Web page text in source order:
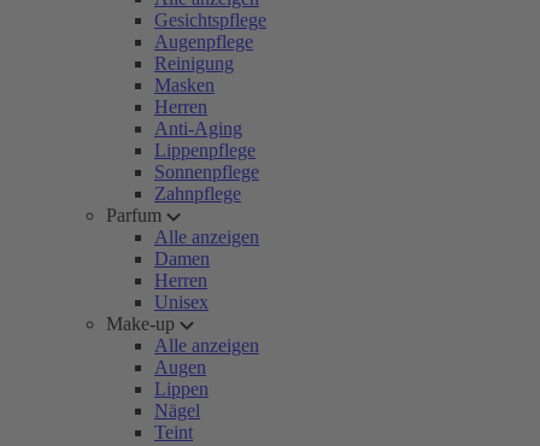
Gesichtspflege
Augenpflege
Reinigung
Masken
Herren
Anti-Aging
Lippenpflege
Sonnenpflege
Zahnpflege
Parfum
Alle anzeigen
Damen
Herren
Unisex
Make-up
Alle anzeigen
Augen
Lippen
Nägel
Teint